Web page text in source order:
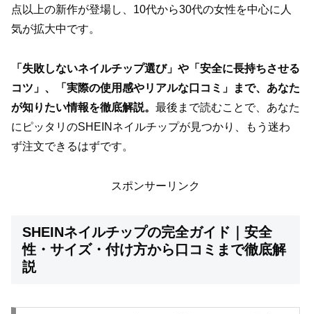
点以上の新作が登場し、10代から30代の女性を中心に人
気が拡大中です。
「失敗しないネイルチップ選び」や「安全に長持ちさせる
コツ」、「実際の使用感やリアルな口コミ」まで、あなた
が知りたい情報を徹底解説。 最後まで読むことで、あなた
にピッタリのSHEINネイルチップが見つかり、もう迷わ
ず注文できるはずです。
スポンサーリンク
SHEINネイルチップの完全ガイド｜安全
性・サイズ・付け方から口コミまで徹底解
説